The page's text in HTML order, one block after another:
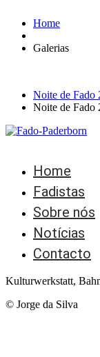
Home
Galerias
Noite de Fado
Noite de Fado
Home
Fadistas
Sobre nós
Notícias
Contacto
Kulturwerkstatt,
© Jorge da Silva